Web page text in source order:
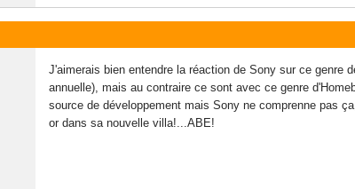
J'aimerais bien entendre la réaction de Sony sur ce genre
annuelle), mais au contraire ce sont avec ce genre
source de développement mais Sony ne comprenne pas
or dans sa nouvelle villa!...ABE!